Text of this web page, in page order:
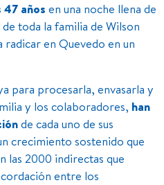
47 años en una noche llena de
toda la familia de Wilson
en Quevedo en un
para procesarla, envasarla y
y los colaboradores, han
de cada uno de sus
crecimiento sostenido que
las 2000 indirectas que
entre los